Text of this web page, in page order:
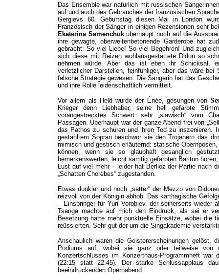
Das Ensemble war natürlich mit russischen
auf und auch des Gebrauches der französischen
Gergievs 60. Geburtstag diesen Mai in London
Französisch der Sänger in einigen Rezensionen sehr
Ekaterina Semenchuküberhaupt noch auf die
ihre gewagte, oberweitenbetonende Garderobe hat
gebracht: So viel Liebe! So viel Begehren! Und
sich diese mit Reizen wohlausgestattete Didon so
nehmen würde. Aber das ist eben ihr Schicksal,
verletzlicher Darstellen, feinfühliger, aber das wäre
falsche Strategie gewesen. Die Sängerin hat das
und ihre Rolle leidenschaftlich vermittelt.
Vor allem als Held wurde der Énée, gesungen von
Krieger denn Liebhaber, seine hell gefärbte
vorangestrecktes Schwert: sehr „slawisch“ vom
Passagen. Überhaupt war der ganze Abend frei von
das Pathos zu schüren und ihren Tod zu inszenieren.
gestähltem Sopran beschwor sie den Trojanern das
mimisch und gestisch erläuternd: statische
können, wenn sie so glaubhaft gesanglich
bemerkenswerten, leicht samtig gefärbten Bariton
Lust auf viel mehr – leider hat Berlioz der Partie nach
„Schatten Chorèbes“ zugestanden.
Etwas dunkler und noch „satter“ der Mezzo von
reizvoll von der Königin abhob. Das karthagische
– Einspringer für Yuri Vorobiev, der seinerseits wieder
Tsanga machte auf mich den Eindruck, als sei er
Besetzung hatte mehr punktuelle Einsätze, wobei die
reüssierten. Sehr gut der um die Singakademie
Anschaulich waren die Geistererscheinungen gelöst,
Podiums auf, wobei sie ganz oder teilweise von
Konzertschlusses im Konzerthaus-Programmheft
(22:15 statt 22:45). Der starke Schlussapplaus
beeindruckenden Opernabend.